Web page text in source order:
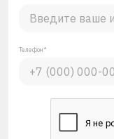
Телефон*